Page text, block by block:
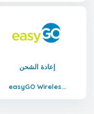
إعادة الشحن
easyGO Wireles...